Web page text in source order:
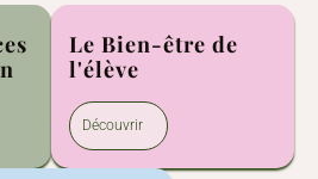
Le Bien-être de
l'élève
Découvrir